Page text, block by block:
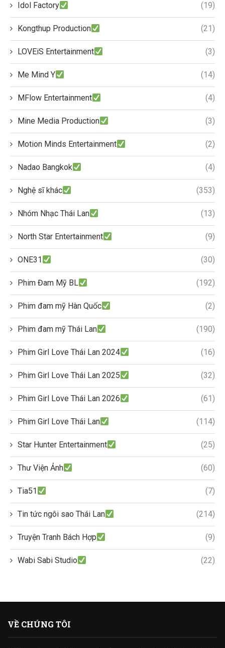
Idol Factory (19)
Kongthup Production (21)
LOVEiS Entertainment (3)
Me Mind Y (14)
MFlow Entertainment (4)
Mine Media Production (3)
Motion Minds Entertainment (2)
Nadao Bangkok (4)
Nghệ sĩ khác (353)
Nhóm Nhạc Thái Lan (13)
North Star Entertainment (9)
ONE31 (30)
Phim Đam Mỹ BL (192)
Phim đam mỹ Hàn Quốc (2)
Phim đam mỹ Thái Lan (190)
Phim Girl Love Thái Lan 2024 (16)
Phim Girl Love Thái Lan 2025 (32)
Phim Girl Love Thái Lan 2026 (61)
Phim Girl Love Thái Lan (114)
Star Hunter Entertainment (25)
Thư Viện Ảnh (60)
Tia51 (7)
Tin tức ngôi sao Thái Lan (214)
Truyện Tranh Bách Hợp (9)
Wabi Sabi Studio (22)
VỀ CHÚNG TÔI